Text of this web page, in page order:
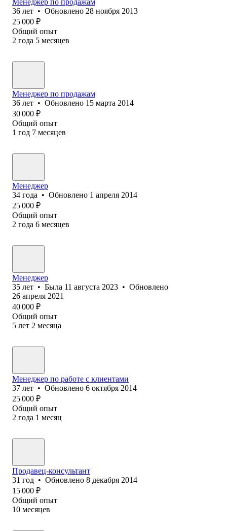
36 лет • Обновлено 28 ноября 2013
25 000 ₽
Общий опыт
2 года 5 месяцев
Менеджер по продажам
36 лет • Обновлено 15 марта 2014
30 000 ₽
Общий опыт
1 год 7 месяцев
Менеджер
34 года • Обновлено 1 апреля 2014
25 000 ₽
Общий опыт
2 года 6 месяцев
Менеджер
35 лет • Была 11 августа 2023 • Обновлено
26 апреля 2021
40 000 ₽
Общий опыт
5 лет 2 месяца
Менеджер по работе с клиентами
37 лет • Обновлено 6 октября 2014
25 000 ₽
Общий опыт
2 года 1 месяц
Продавец-консультант
31 год • Обновлено 8 декабря 2014
15 000 ₽
Общий опыт
10 месяцев